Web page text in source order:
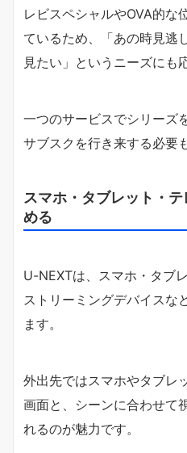
レビスペシャルやOVA的な
ているため、「あの時見逃
見たい」というニーズにも
一つのサービスでシリーズ
サブスクを行き来する必要
スマホ・タブレット・
める
U-NEXTは、スマホ・タブ
ストリーミングデバイスな
ます。
外出先ではスマホやタブレ
画面と、シーンに合わせて
れるのが魅力です。